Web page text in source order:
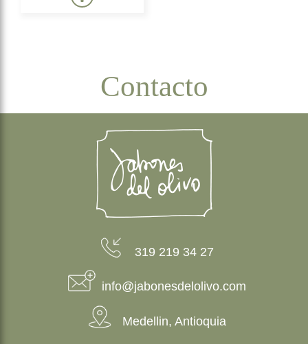
Contacto
319 219 34 27
info@jabonesdelolivo.com
Medellin, Antioquia